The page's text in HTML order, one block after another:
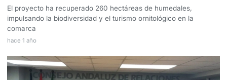
El proyecto ha recuperado 260 hectáreas de humedales,
impulsando la biodiversidad y el turismo ornitológico en la
comarca
hace 1 año